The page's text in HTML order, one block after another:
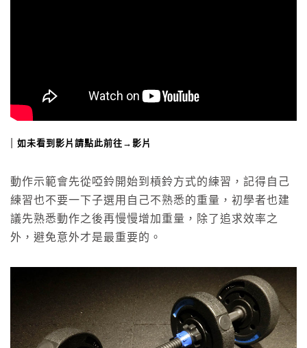
如未看到影片請點此前往→影片
動作示範會先從啞鈴開始到槓鈴方式的練習，記得自己
練習也不要一下子選用自己不熟悉的重量，初學者也建
議先熟悉動作之後再慢慢增加重量，除了追求效率之
外，避免意外才是最重要的。